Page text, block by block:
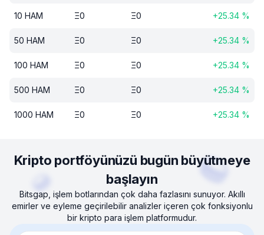
10 HAM Ξ0 Ξ0 +25.34 %
50 HAM Ξ0 Ξ0 +25.34 %
100 HAM Ξ0 Ξ0 +25.34 %
500 HAM Ξ0 Ξ0 +25.34 %
1000 HAM Ξ0 Ξ0 +25.34 %
Kripto portföyünüzü bugün büyütmeye
başlayın
Bitsgap, işlem botlarından çok daha fazlasını sunuyor. Akıllı
emirler ve eyleme geçirilebilir analizler içeren çok fonksiyonlu
bir kripto para işlem platformudur.